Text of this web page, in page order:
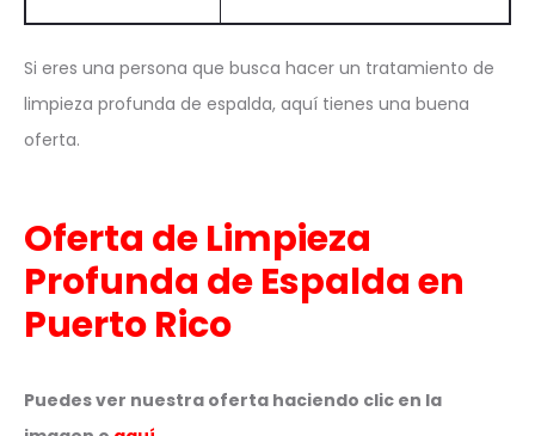
Si eres una persona que busca hacer un tratamiento de
limpieza profunda de espalda, aquí tienes una buena
oferta.
Oferta de Limpieza
Profunda de Espalda en
Puerto Rico
Puedes ver nuestra oferta haciendo clic en la